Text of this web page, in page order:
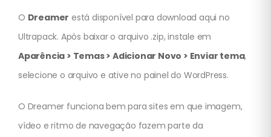
O Dreamer está disponível para download aqui no
Ultrapack. Após baixar o arquivo .zip, instale em
Aparência > Temas > Adicionar Novo > Enviar tema,
selecione o arquivo e ative no painel do WordPress.
O Dreamer funciona bem para sites em que imagem,
vídeo e ritmo de navegação fazem parte da